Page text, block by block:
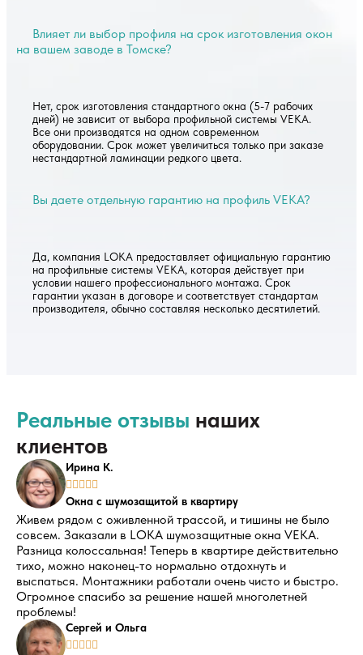
Влияет ли выбор профиля на срок изготовления окон
на вашем заводе в Томске?
Нет, срок изготовления стандартного окна (5-7 рабочих
дней) не зависит от выбора профильной системы VEKA.
Все они производятся на одном современном
оборудовании. Срок может увеличиться только при заказе
нестандартной ламинации редкого цвета.
Вы даете отдельную гарантию на профиль VEKA?
Да, компания LOKA предоставляет официальную гарантию
на профильные системы VEKA, которая действует при
условии нашего профессионального монтажа. Срок
гарантии указан в договоре и соответствует стандартам
производителя, обычно составляя несколько десятилетий.
Реальные отзывы наших
клиентов
Ирина К.
    
Окна с шумозащитой в квартиру
Живем рядом с оживленной трассой, и тишины не было
совсем. Заказали в LOKA шумозащитные окна VEKA.
Разница колоссальная! Теперь в квартире действительно
тихо, можно наконец-то нормально отдохнуть и
выспаться. Монтажники работали очень чисто и быстро.
Огромное спасибо за решение нашей многолетней
проблемы!
Сергей и Ольга
    